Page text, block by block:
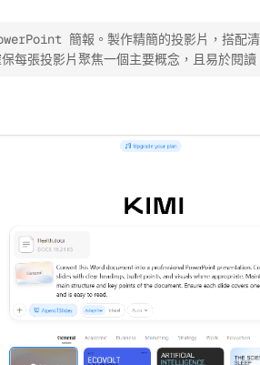
簡報。製作精簡的投影片，搭配
每張投影片聚焦一個主要概念，且易於閱讀